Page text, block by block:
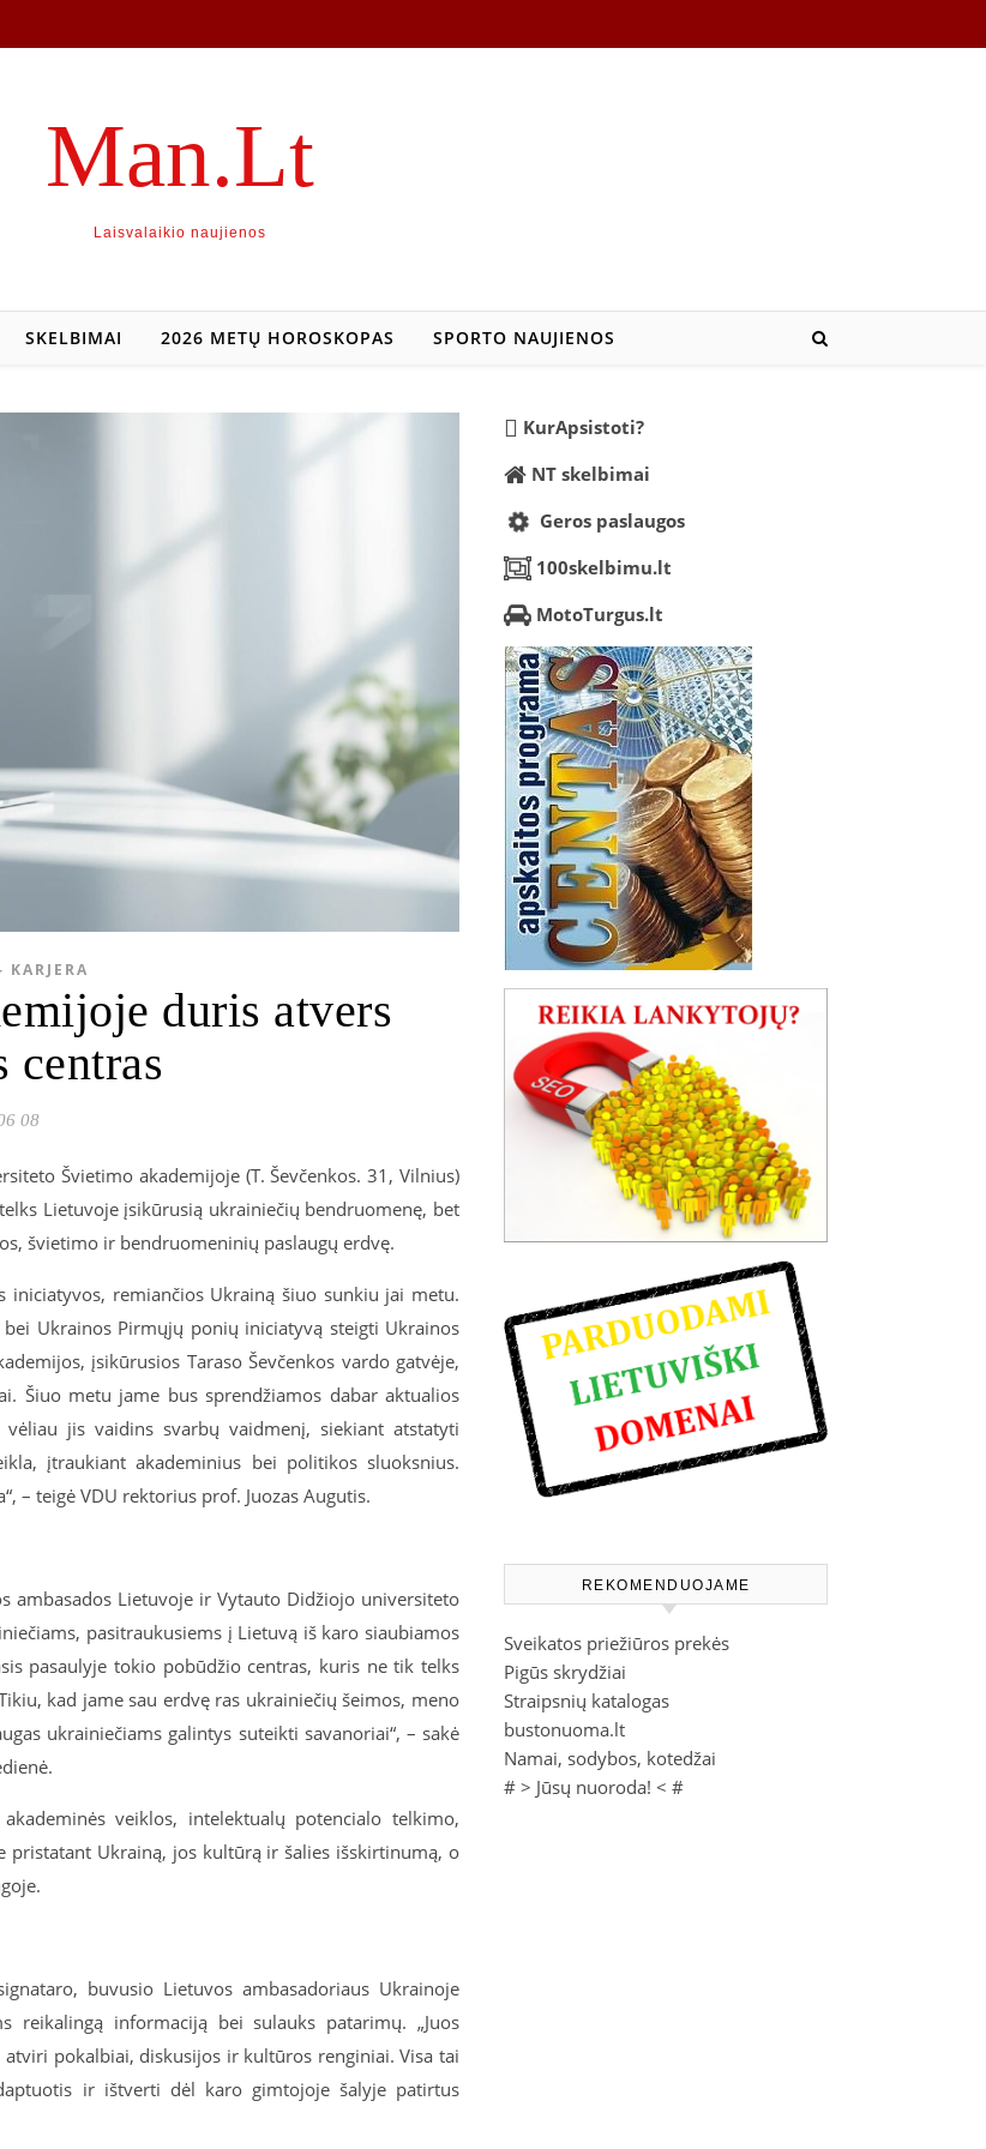
Man.Lt
Laisvalaikio naujienos
SKELBIMAI 2026 METŲ HOROSKOPAS SPORTO NAUJIENOS
KARJERA
duris atvers
centras
08
Švietimo akademijoje (T. Ševčenkos. 31, Vilnius)
Lietuvoje įsikūrusią ukrainiečių bendruomenę, bet
švietimo ir bendruomeninių paslaugų erdvę.
iniciatyvos, remiančios Ukrainą šiuo sunkiu jai metu.
Ukrainos Pirmųjų ponių iniciatyvą steigti Ukrainos
įsikūrusios Taraso Ševčenkos vardo gatvėje,
Šiuo metu jame bus sprendžiamos dabar aktualios
jis vaidins svarbų vaidmenį, siekiant atstatyti
įtraukiant akademinius bei politikos sluoksnius.
– teigė VDU rektorius prof. Juozas Augutis.
ambasados Lietuvoje ir Vytauto Didžiojo universiteto
pasitraukusiems į Lietuvą iš karo siaubiamos
pasaulyje tokio pobūdžio centras, kuris ne tik telks
kad jame sau erdvę ras ukrainiečių šeimos, meno
ukrainiečiams galintys suteikti savanoriai“, – sakė
veiklos, intelektualų potencialo telkimo,
Ukrainą, jos kultūrą ir šalies išskirtinumą, o
buvusio Lietuvos ambasadoriaus Ukrainoje
informaciją bei sulauks patarimų. „Juos
pokalbiai, diskusijos ir kultūros renginiai. Visa tai
ir ištverti dėl karo gimtojoje šalyje patirtus
KurApsistoti?
NT skelbimai
Geros paslaugos
100skelbimu.lt
MotoTurgus.lt
REKOMENDUOJAME
Sveikatos priežiūros prekės
Pigūs skrydžiai
Straipsnių katalogas
bustonuoma.lt
Namai, sodybos, kotedžai
# > Jūsų nuoroda! < #